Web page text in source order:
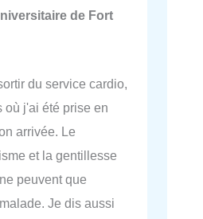
de Fort
du service cardio,
où j'ai été prise en
arrivée. Le
et la gentillesse
peuvent que
Je dis aussi